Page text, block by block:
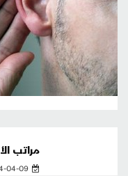
مراتب
04-09